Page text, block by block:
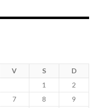
V S
D
1
2
7 8
9